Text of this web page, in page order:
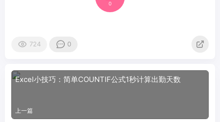
0
724 0
Excel小技巧：简单COUNTIF公式1秒计算出勤天数
上一篇